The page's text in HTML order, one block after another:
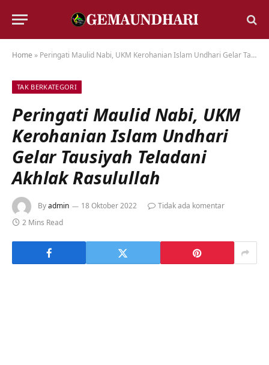
Home » Peringati Maulid Nabi, UKM Kerohanian Islam Undhari Gelar Tausiyah Teladani Akhlak Rasulullah
TAK BERKATEGORI
Peringati Maulid Nabi, UKM
Kerohanian Islam Undhari
Gelar Tausiyah Teladani
Akhlak Rasulullah
Byadmin 18 Oktober 2022
Tidak ada komentar
2 Mins Read